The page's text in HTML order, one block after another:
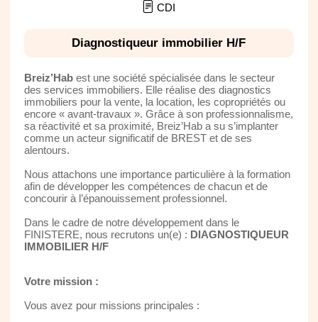
CDI
Diagnostiqueur immobilier H/F
Breiz’Habest une société spécialisée dans le secteur
des services immobiliers. Elle réalise des diagnostics
immobiliers pour la vente, la location, les copropriétés ou
encore « avant-travaux ». Grâce à son professionnalisme,
sa réactivité et sa proximité, Breiz’Hab a su s’implanter
comme un acteur significatif de BREST et de ses
alentours.
Nous attachons une importance particulière à la formation
afin de développer les compétences de chacun et de
concourir à l’épanouissement professionnel.
Dans le cadre de notre développement dans le
FINISTERE, nous recrutons un(e) : DIAGNOSTIQUEUR
IMMOBILIER H/F
Votre mission :
Vous avez pour missions principales :